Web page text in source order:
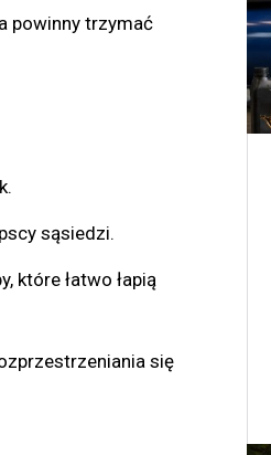
powinny trzymać
sąsiedzi.
które łatwo łapią
się